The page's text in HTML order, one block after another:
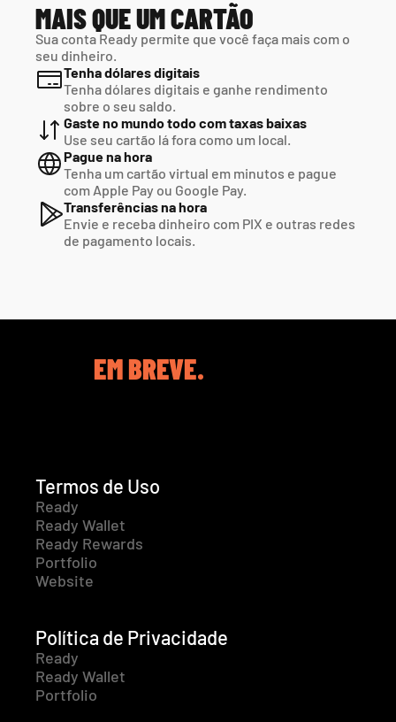
MAIS QUE UM CARTÃO
Sua conta Ready permite que você faça mais com o
seu dinheiro.
Tenha dólares digitais
Tenha dólares digitais e ganhe rendimento
sobre o seu saldo.
Gaste no mundo todo com taxas baixas
Use seu cartão lá fora como um local.
Pague na hora
Tenha um cartão virtual em minutos e pague
com Apple Pay ou Google Pay.
Transferências na hora
Envie e receba dinheiro com PIX e outras redes
de pagamento locais.
EM BREVE.
Termos de Uso
Ready
Ready Wallet
Ready Rewards
Portfolio
Website
Política de Privacidade
Ready
Ready Wallet
Portfolio